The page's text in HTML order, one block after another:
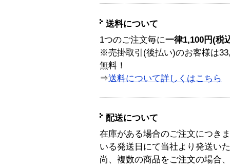
送料について
1つのご注文毎に一律1,100円(税
※売掛取引(後払い)のお客様は
無料！
⇒送料について詳しくはこちら
配送について
在庫がある場合のご注文につき
いる発送日にて当社より発送い
尚、複数の商品をご注文の場合